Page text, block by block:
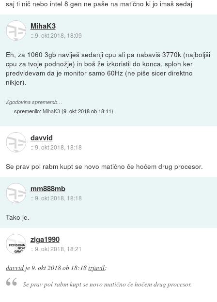
saj ti nič nebo intel 8 gen ne paše na matično ki jo imaš sedaj
MihaK3
::9. okt 2018, 18:09
Eh, za 1060 3gb naviješ sedanji cpu ali pa nabaviš 3770k (najboljši
cpu za tvoje podnožje) in boš že izkoristil do konca, sploh ker
predvidevam da je monitor samo 60Hz (ne piše sicer direktno
nikjer).
Zgodovina sprememb…
spremenilo:MihaK3(9. okt 2018 ob 18:11)
davvid
::9. okt 2018, 18:18
Se prav pol rabm kupt se novo matično če hočem drug procesor.
mm888mb
::9. okt 2018, 18:18
Tako je.
ziga1990
::9. okt 2018, 18:21
davvid je9. okt 2018 ob 18:18izjavil:
Se prav pol rabm kupt se novo matično če hočem drug procesor.